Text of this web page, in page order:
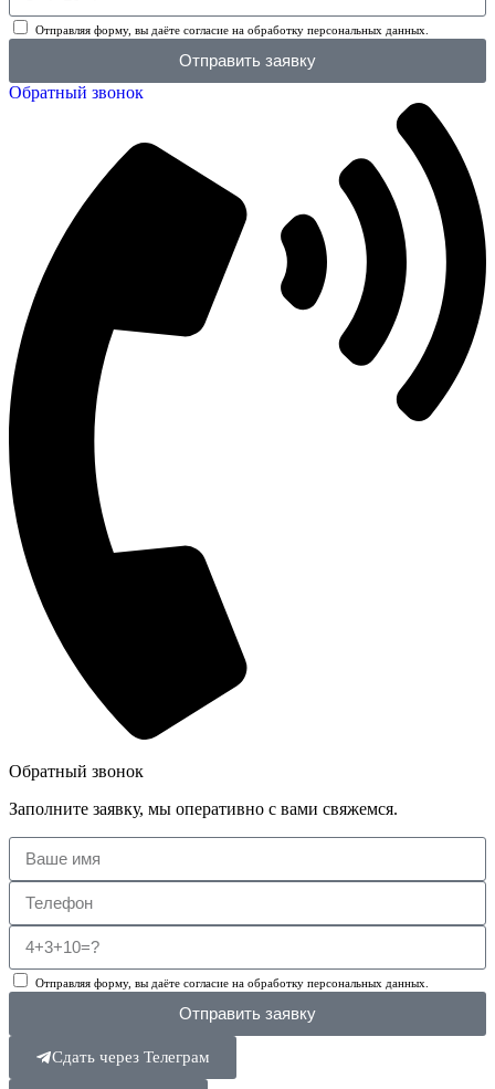
Отправляя форму, вы даёте согласие на обработку персональных данных.
Отправить заявку
Обратный звонок
Обратный звонок
Заполните заявку, мы оперативно с вами свяжемся.
Отправляя форму, вы даёте согласие на обработку персональных данных.
Отправить заявку
Сдать через Телеграм